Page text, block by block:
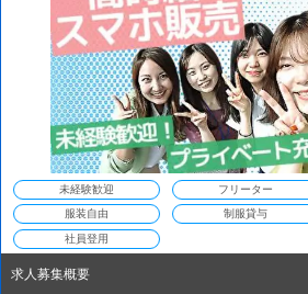
未経験歓迎 フリーター
服装自由 制服貸与
社員登用
求人募集概要